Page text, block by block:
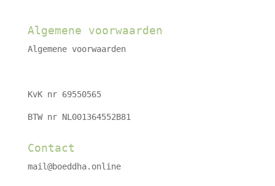
Algemene voorwaarden
Algemene voorwaarden
KvK nr 69550565
BTW nr NL001364552B81
Contact
mail@boeddha.online